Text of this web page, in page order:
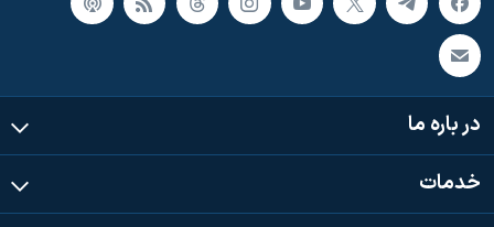
در باره ما
خدمات